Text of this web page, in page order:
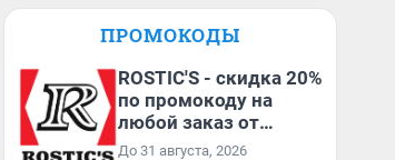
ПРОМОКОДЫ
ROSTIC'S - скидка 20%
по промокоду на
любой заказ от
3199₽!
До 31 августа, 2026